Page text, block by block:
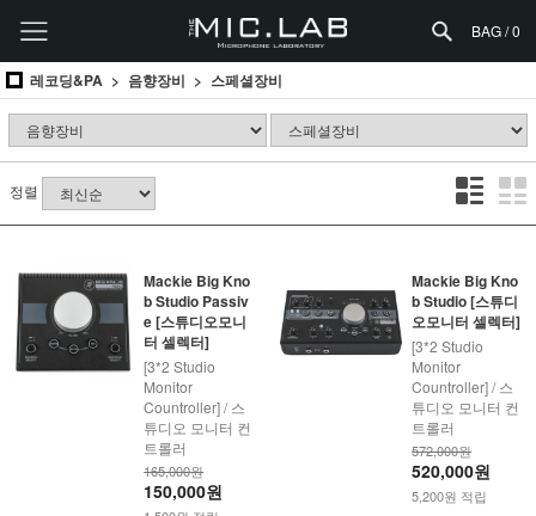
BAG /0
레코딩&PA 음향장비 스페셜장비
정렬
Mackie Big Kno
b Studio Passiv
e [스튜디오모니
터 셀렉터]
[3*2 Studio
Monitor
Countroller] / 스
튜디오 모니터 컨
트롤러
165,000원
150,000원
Mackie Big Kno
b Studio [스튜디
오모니터 셀렉터]
[3*2 Studio
Monitor
Countroller] / 스
튜디오 모니터 컨
트롤러
572,000원
520,000원
5,200원 적립